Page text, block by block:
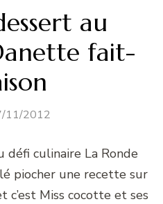
au
fait-
11/2012
culinaire La Ronde
piocher une recette sur
c’est Miss cocotte et ses